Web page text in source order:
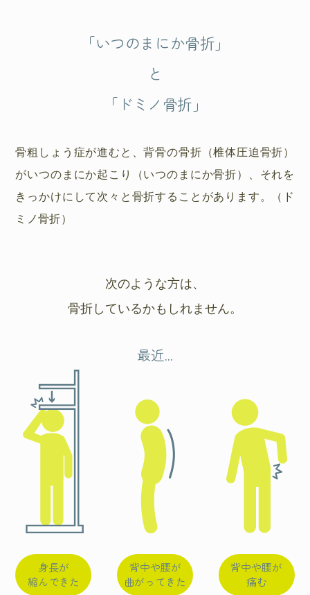
「いつのまにか骨折」
と
「ドミノ骨折」
骨粗しょう症が進むと、背骨の骨折（椎体圧迫骨折）
がいつのまにか起こり（いつのまにか骨折）、それを
きっかけにして次々と骨折することがあります。（ド
ミノ骨折）
次のような方は、
骨折しているかもしれません。
最近...
身長が
縮んできた
背中や腰が
曲がってきた
背中や腰が
痛む